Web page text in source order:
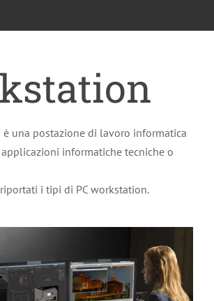
è una postazione di lavoro informatica
informatiche tecniche o
i tipi di PC workstation.